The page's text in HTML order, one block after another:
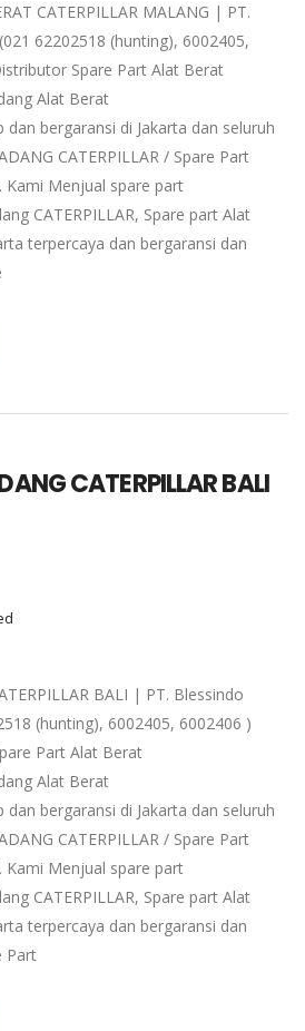
CATERPILLAR MALANG | PT.
62202518 (hunting), 6002405,
Spare Part Alat Berat
Alat Berat
dan bergaransi di Jakarta dan seluruh
CATERPILLAR / Spare Part
Kami Menjual spare part
CATERPILLAR, Spare part Alat
terpercaya dan bergaransi dan
CATERPILLAR BALI
BALI | PT. Blessindo
(hunting), 6002405, 6002406 )
Part Alat Berat
Alat Berat
dan bergaransi di Jakarta dan seluruh
CATERPILLAR / Spare Part
Kami Menjual spare part
CATERPILLAR, Spare part Alat
terpercaya dan bergaransi dan
Part